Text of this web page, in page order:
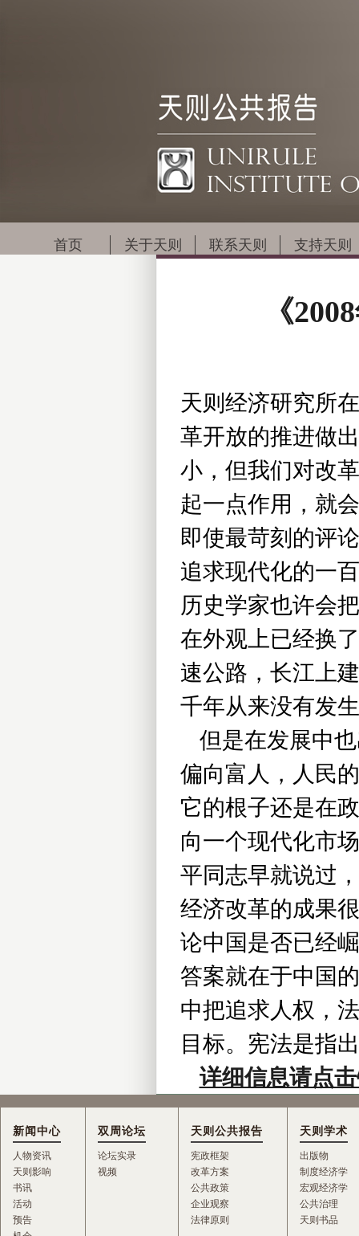
首页 关于天则 联系天则 支持天则
《
天则经济研究所
革开放的推进做
小，但我们对改
起一点作用，就
即使最苛刻的评
追求现代化的一
历史学家也许会
在外观上已经换
速公路，长江上
千年从来没有发
但是在发展中
偏向富人，人民
它的根子还是在
向一个现代化市
平同志早就说过
经济改革的成果
论中国是否已经
答案就在于中国
中把追求人权，
目标。 宪法是指
详细信息请点
新闻中心
人物资讯
天则影响
书讯
活动
预告
双周论坛
论坛实录
视频
天则公共报告
宪政框架
改革方案
公共政策
企业观察
法律原则
天则学术
出版物
制度经济学
宏观经济学
公共治理
天则书品